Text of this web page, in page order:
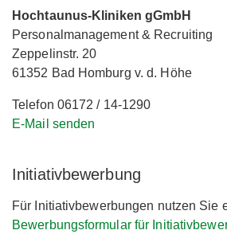
Hochtaunus-Kliniken gGmbH
Personalmanagement & Recruiting
Zeppelinstr. 20
61352 Bad Homburg v. d. Höhe
Telefon 06172 / 14-1290
E-Mail senden
Initiativbewerbung
Für Initiativbewerbungen nutzen Sie
Bewerbungsformular für